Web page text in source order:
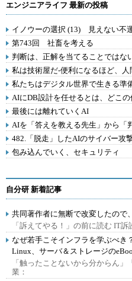
エンジニアライフ 最新の投稿
イノウーの選択 (13) 見えない不
第743回 社畜を考える
判断は、正解を当てることではな
私は技術屋だ-便利になるほど、
私たちはデジタル世界で生きる準
AIにDB設計を任せるとは、どこの
最後には離れていくAI
AIを「答えを教える先生」から「
482.「脱走」したAIのサイバー攻
包み込んでいく、セキュリティ
自分研 新着記事
共同著作者に無断で改変したので
「訴えてやる！」の前に読む IT訴
なぜ若手こそインフラを学ぶべき
Linux、サーバ＆ストレージの
「触ったことないから分からん
業：